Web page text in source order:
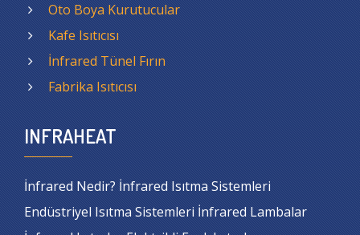
Oto Boya Kurutucular
Kafe Isıtıcısı
İnfrared Tünel Fırın
Fabrika Isıtıcısı
INFRAHEAT
İnfrared Nedir? İnfrared Isıtma Sistemleri
Endüstriyel Isıtma Sistemleri İnfrared Lambalar